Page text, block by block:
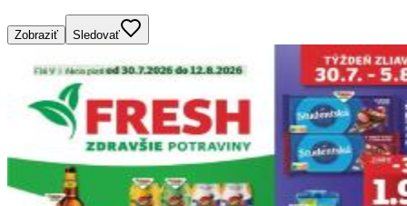
Zobraziť Sledovať